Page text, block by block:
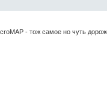
- тож самое но чуть